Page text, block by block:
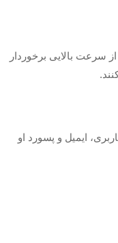
سرعت بالایی برخوردار
ایمیل و پسورد او